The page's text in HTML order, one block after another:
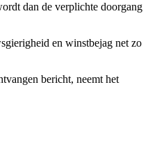
dan de verplichte doorgang
en winstbejag net zo
bericht, neemt het